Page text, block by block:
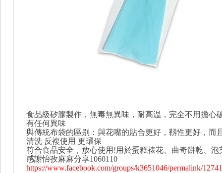
食品級矽膠製作，無毒無異味，耐高温，完全不用擔心
有任何異味
與傳統布袋的區别：與花嘴的貼合更好，靱性更好，而
清洗 反複使用 更環保
符合食品安全，放心使用!用於蛋糕裱花、曲奇餅乾、泡
感謝‎怡孜麻麻分享1060110
https://www.facebook.com/groups/k3651046/permalink/